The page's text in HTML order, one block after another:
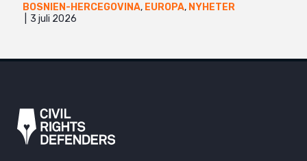
BOSNIEN-HERCEGOVINA, EUROPA, NYHETER
3 juli 2026